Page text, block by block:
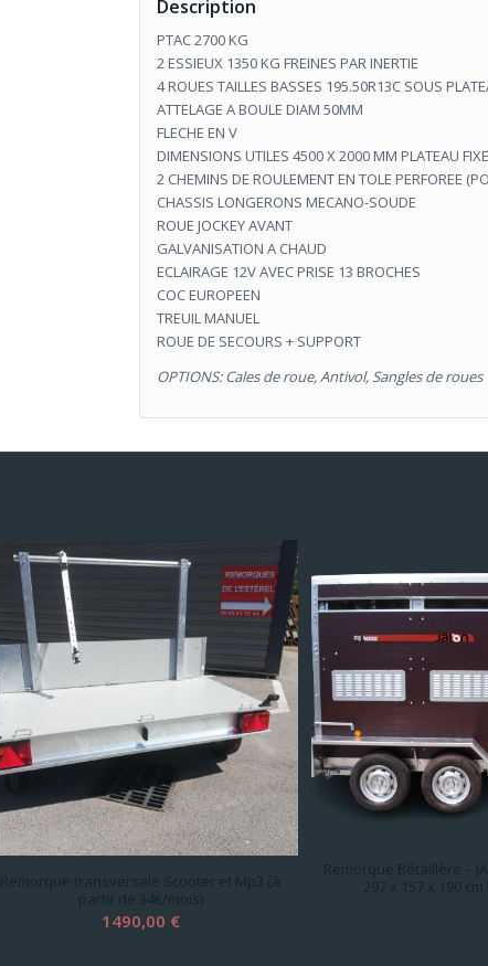
Description
PTAC 2700 KG
2 ESSIEUX 1350 KG FREINES PAR INERTIE
4 ROUES TAILLES BASSES 195.50R13C SOUS
ATTELAGE A BOULE DIAM 50MM
FLECHE EN V
DIMENSIONS UTILES 4500 X 2000 MM PLATEAU
2 CHEMINS DE ROULEMENT EN TOLE PERFOREE
CHASSIS LONGERONS MECANO-SOUDE
ROUE JOCKEY AVANT
GALVANISATION A CHAUD
ECLAIRAGE 12V AVEC PRISE 13 BROCHES
COC EUROPEEN
TREUIL MANUEL
ROUE DE SECOURS + SUPPORT
OPTIONS: Cales de roue, Antivol, Sangles de roues
Remorque transversale Scooter et Mp3 (à
partir de 34€/mois)
1490,00 €
Remorque Bétaillère –
297 x 157 x 190